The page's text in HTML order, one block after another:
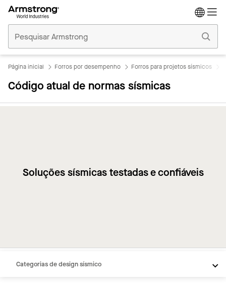
Comerciais
Início
Página inicial Forros por desempenho Forros para projetos sísmicos
Código atual de normas sísmicas
Soluções sísmicas testadas e confiáveis
FEMA e IBC
Categorias de design sísmico